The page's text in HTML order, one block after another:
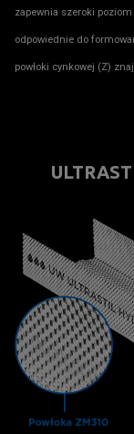
zapewnia szeroki poziom
odpowiednie do
powłoki cynkowej (Z)